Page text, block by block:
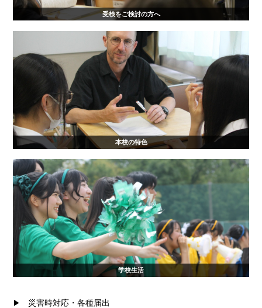
受検をご検討の方へ
本校の特色
学校生活
災害時対応・各種届出